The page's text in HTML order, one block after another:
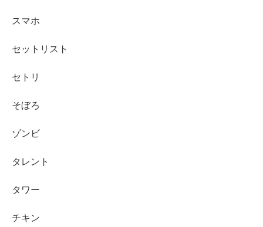
スマホ
セットリスト
セトリ
そぼろ
ゾンビ
タレント
タワー
チキン